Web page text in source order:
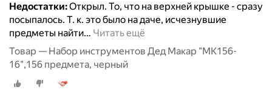
Недостатки:Открыл. То, что на верхней крышке - сразу
посыпалось. Т. к. это было на даче, исчезнувшие
предметы найти… Читать ещё
Товар — Набор инструментов Дед Макар "МК156-
16",156 предмета, черный